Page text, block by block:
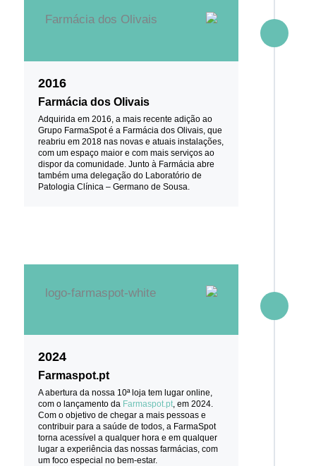
2016
Farmácia dos Olivais
Adquirida em 2016, a mais recente adição ao
Grupo FarmaSpot é a Farmácia dos Olivais, que
reabriu em 2018 nas novas e atuais instalações,
com um espaço maior e com mais serviços ao
dispor da comunidade. Junto à Farmácia abre
também uma delegação do Laboratório de
Patologia Clínica – Germano de Sousa.
2024
Farmaspot.pt
A abertura da nossa 10ª loja tem lugar online,
com o lançamento da Farmaspot.pt, em 2024.
Com o objetivo de chegar a mais pessoas e
contribuir para a saúde de todos, a FarmaSpot
torna acessível a qualquer hora e em qualquer
lugar a experiência das nossas farmácias, com
um foco especial no bem-estar.